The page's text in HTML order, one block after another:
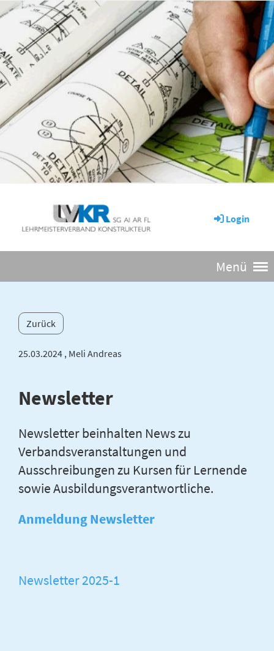
Login
Menü
Zurück
25.03.2024 , Meli Andreas
Newsletter
Newsletter beinhalten News zu
Verbandsveranstaltungen und
Ausschreibungen zu Kursen für Lernende
sowie Ausbildungsverantwortliche.
Anmeldung Newsletter
Newsletter 2025-1